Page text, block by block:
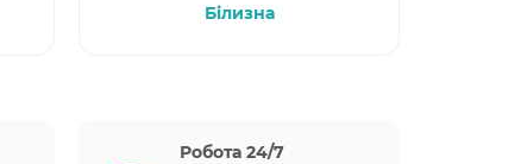
Білизна
Робота 24/7